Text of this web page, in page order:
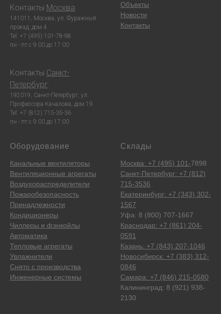
Контакты Москва
141011, Москва, ул. Фуражный
проезд, дом 4.
Tel: +7 (495) 101-78-98
пн - пт с 9:00 до 17:00
Контакты Санкт-
Петербург
192019, Санкт-Петербург, ул.
Профессора Качалова, дом 19.
Tel: +7 (812) 715-35-36
пн - пт с 9:00 до 17:00
Объекты
Новости
Контакты
Оборудование
Канальные вентиляторы
Вентиляционные агрегаты
Воздухораспределители
Пожаробезопасность
Принадлежности
Кондиционеры
Чиллеры и фэнкойлы
Автоматика
Тепловые агрегаты
Увлажнители
Снято с производства
Инженерные системы
Склады
Москва: +7 (495) 101-7898
Санкт-Петербург: +7 (812)
715-3536
Екатеринбург: +7 (343) 302-
1567
Уфа: 8 (800) 707-1667
Краснодар: +7 (861) 204-
0591
Казань: +7 (843) 207-1046
Новосибирск: +7 (383) 312-
0846
Самара: +7 (846) 215-0580
Калининград: 8 (921) 938-
2130